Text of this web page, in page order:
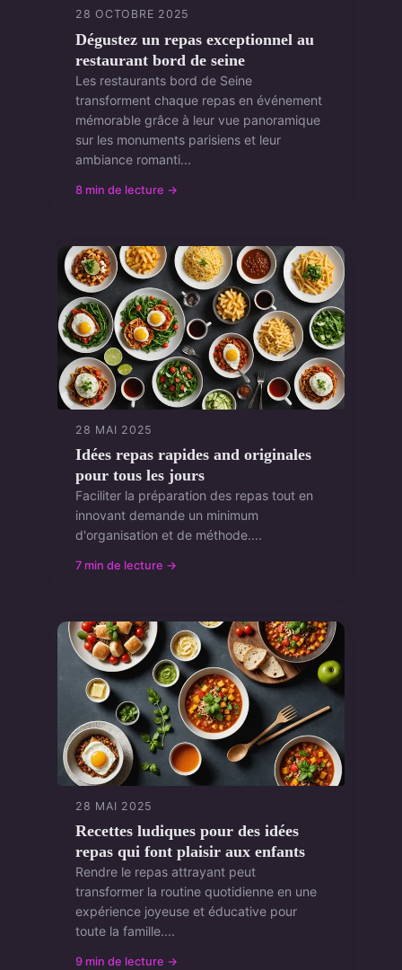
28 OCTOBRE 2025
Dégustez un repas exceptionnel au
restaurant bord de seine
Les restaurants bord de Seine
transforment chaque repas en événement
mémorable grâce à leur vue panoramique
sur les monuments parisiens et leur
ambiance romanti...
8 min de lecture →
28 MAI 2025
Idées repas rapides and originales
pour tous les jours
Faciliter la préparation des repas tout en
innovant demande un minimum
d'organisation et de méthode....
7 min de lecture →
28 MAI 2025
Recettes ludiques pour des idées
repas qui font plaisir aux enfants
Rendre le repas attrayant peut
transformer la routine quotidienne en une
expérience joyeuse et éducative pour
toute la famille....
9 min de lecture →